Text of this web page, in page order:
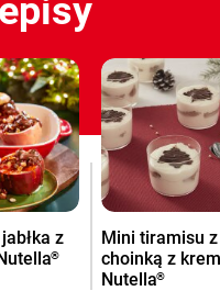
z
®
Mini tiramisu z
choinką z
Nutella®